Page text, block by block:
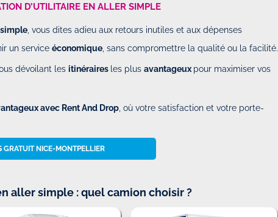
D’UTILITAIRE EN ALLER SIMPLE
, vous dites adieu aux retours inutiles et aux dépenses
un service économique , sans compromettre la qualité ou la facilité.
dévoilant les itinéraires les plus avantageux pour maximiser vos
avec Rent And Drop , où votre satisfaction et votre porte-
GRATUIT NICE-MONTPELLIER
aller simple : quel camion choisir ?